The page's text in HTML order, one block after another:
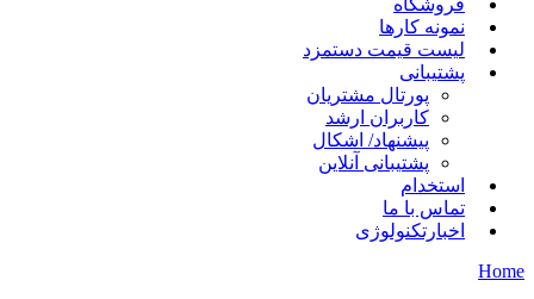
فروشگاه
نمونه کارها
لیست قیمت دستمزد
پشتیبانی
پورتال مشتریان
کاربران ارشد
پیشنهاد/ اشکال
پشتیبانی آنلاین
استخدام
تماس با ما
اخبارتکنولوژی
Home